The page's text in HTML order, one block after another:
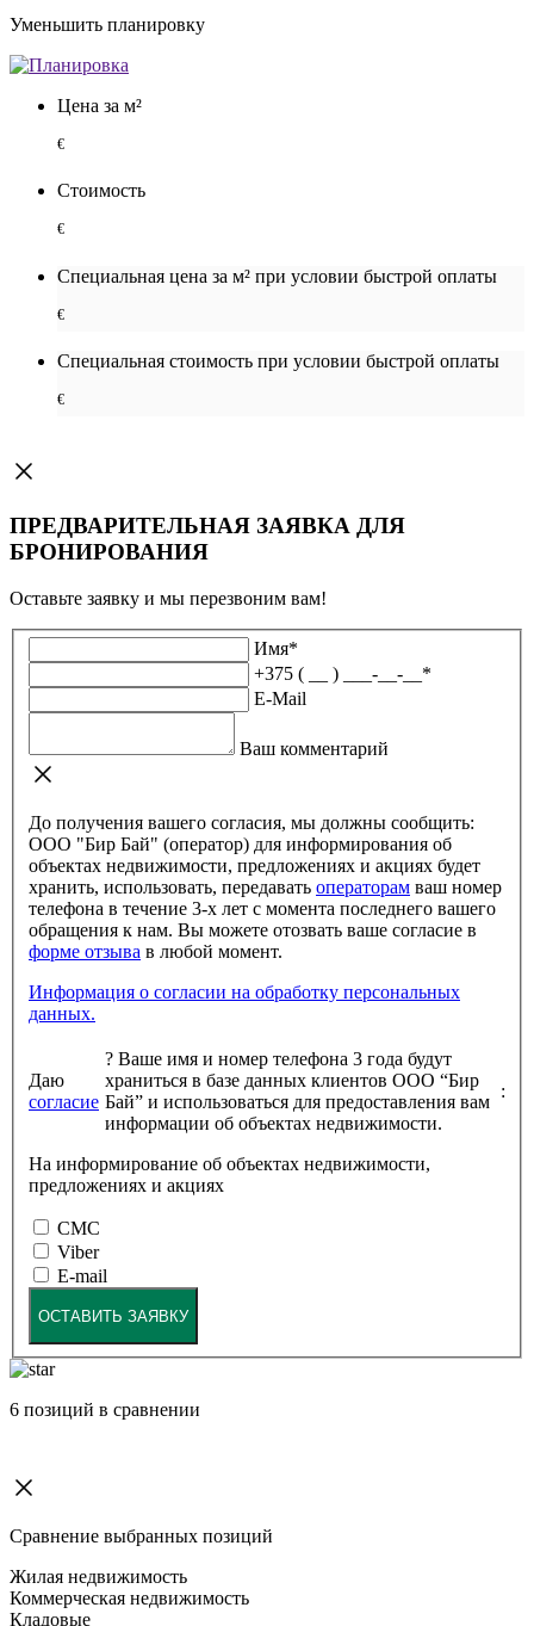
Уменьшить планировку
Цена за м²
€
Стоимость
€
Специальная цена за м² при условии быстрой оплаты
€
Специальная cтоимость при условии быстрой оплаты
€
ПРЕДВАРИТЕЛЬНАЯ ЗАЯВКА ДЛЯ
БРОНИРОВАНИЯ
Оставьте заявку и мы перезвоним вам!
Имя*
+375 ( __ ) ___-__-__ *
E-Mail
Ваш комментарий
До получения вашего согласия, мы должны сообщить:
ООО "Бир Бай" (оператор) для информирования об
объектах недвижимости, предложениях и акциях будет
хранить, использовать, передавать операторам
телефона в течение 3-х лет с момента последнего вашего
обращения к нам. Вы можете отозвать ваше согласие в
форме отзыва
в любой момент.
Информация о согласии на обработку персональных
данных.
Даю
согласие
? Ваше имя и номер телефона 3 года будут
храниться в базе данных клиентов ООО “Бир
Бай” и использоваться для предоставления вам
информации об объектах недвижимости.
:
На информирование об объектах недвижимости,
предложениях и акциях
СМС
Viber
E-mail
ОСТАВИТЬ ЗАЯВКУ
6 позиций в сравнении
Сравнение выбранных позиций
Жилая недвижимость
Коммерческая недвижимость
Кладовые